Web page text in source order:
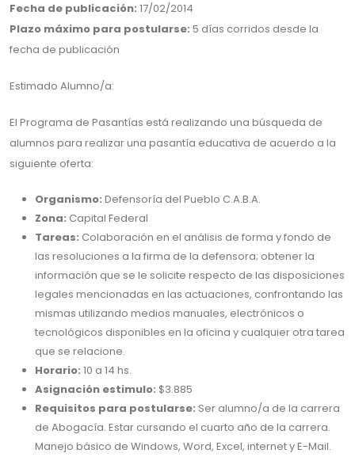
Fecha de publicación: 17/02/2014
Plazo máximo para postularse: 5 días corridos desde la
fecha de publicación
Estimado Alumno/a:
El Programa de Pasantías está realizando una búsqueda de
alumnos para realizar una pasantía educativa de acuerdo a la
siguiente oferta:
Organismo: Defensoría del Pueblo C.A.B.A.
Zona: Capital Federal
Tareas: Colaboración en el análisis de forma y fondo de
las resoluciones a la firma de la defensora; obtener la
información que se le solicite respecto de las disposiciones
legales mencionadas en las actuaciones, confrontando las
mismas utilizando medios manuales, electrónicos o
tecnológicos disponibles en la oficina y cualquier otra tarea
que se relacione.
Horario: 10 a 14 hs.
Asignación estimulo: $3.885
Requisitos para postularse: Ser alumno/a de la carrera
de Abogacía. Estar cursando el cuarto año de la carrera.
Manejo básico de Windows, Word, Excel, internet y E-Mail.